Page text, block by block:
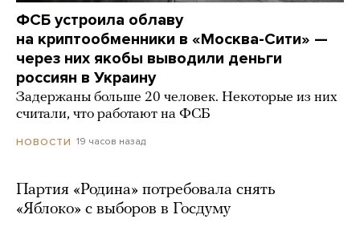
ФСБ устроила облаву
на криптообменники в «Москва-Сити» —
через них якобы выводили деньги
россиян в Украину
Задержаны больше 20 человек. Некоторые из них
считали, что работают на ФСБ
НОВОСТИ 19 часов назад
Партия «Родина» потребовала снять
«Яблоко» с выборов в Госдуму